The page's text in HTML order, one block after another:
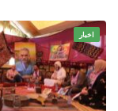
اخبار